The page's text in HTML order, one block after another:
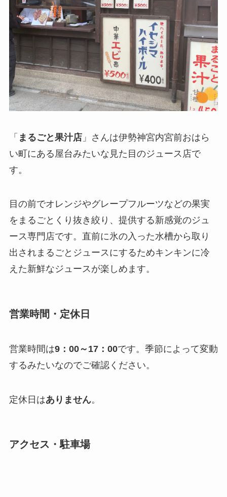
「 まるごと果汁店」さんは伊勢神宮内宮前おはら
い町にある屋台みたいな見た目のジュース店で
す。
目の前でオレンジやグレープフルーツなどの果実
をまるごとくり抜き絞り、提供する新感覚のジュ
ース専門店です。直前に氷の入った水槽から取り
出されまるごとジュースにするためキンキンに冷
えた新鮮なジュースが楽しめます。
営業時間・定休日
営業時間は9：00～17：00です。季節によって変動
するみたいなのでご確認ください。
定休日はありません。
アクセス・駐車場